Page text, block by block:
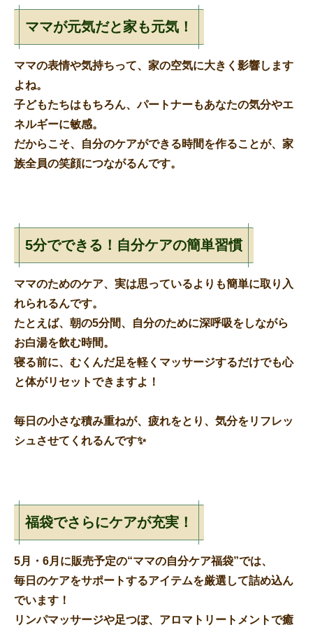
ママが元気だと家も元気！
ママの表情や気持ちって、家の空気に大きく影響します
よね。
子どもたちはもちろん、パートナーもあなたの気分やエ
ネルギーに敏感。
だからこそ、
自分のケアができる時間を作ることが、家
族全員の笑顔につながるんです。
5分でできる！自分ケアの簡単習慣
ママのためのケア、実は思っているよりも簡単に取り入
れられるんです。
たとえば、朝の5分間、自分のために深呼吸をしながら
お白湯を飲む時間。
寝る前に、むくんだ足を軽くマッサージするだけでも心
と体がリセットできますよ！
毎日の小さな積み重ねが、 疲れをとり、気分をリフレッ
シュさせてくれるんです✨
福袋でさらにケアが充実！
5月・6月に販売予定の“ママの自分ケア福袋”では、
毎日のケアをサポートするアイテムを厳選して詰め込ん
でいます！
リンパマッサージや足つぼ、アロマトリートメントで癒